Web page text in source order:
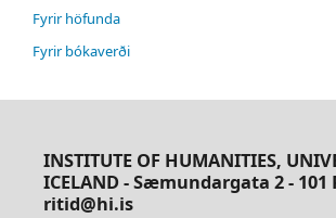
Fyrir höfunda
Fyrir bókaverði
INSTITUTE OF HUMANITIES,
ICELAND - Sæmundargata 2 -
ritid@hi.is